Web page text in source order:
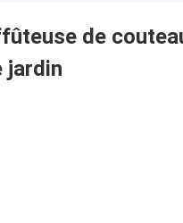
de
jardin